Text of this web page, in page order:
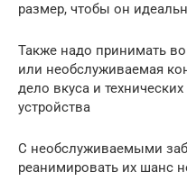
размер, чтобы он
Также надо принимать
или необслуживаемая
дело вкуса и
устройства
С необслуживаемыми
реанимировать их шанс